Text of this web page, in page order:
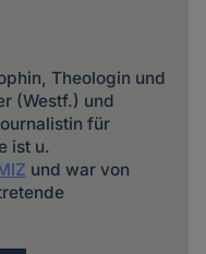
Theologin und
(Westf.) und
für
ist u.
und war von